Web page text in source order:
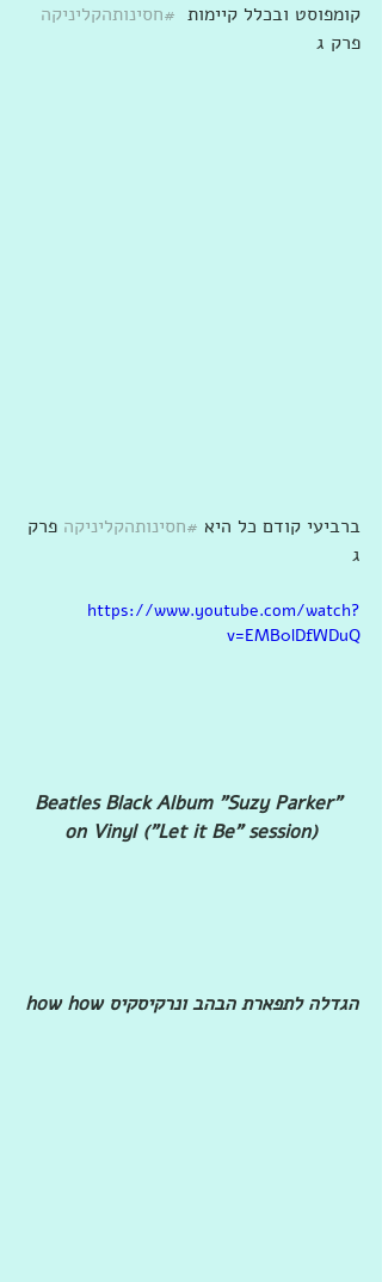
קומפוסט ובכלל קיימות #חסינותהקליניקה
פרק ג
ברביעי קודם כל היא #חסינותהקליניקה פרק
ג
https://www.youtube.com/watch?
v=EMB0lDfWDuQ
Beatles Black Album "Suzy Parker"
on Vinyl ("Let it Be" session)
הגדלה לתפארת הבהב ונרקיסקיס how how